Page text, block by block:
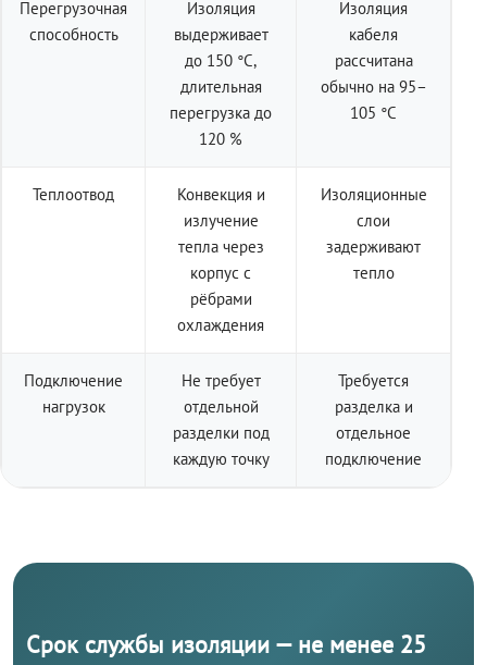
Перегрузочная
способность
Изоляция
выдерживает
до 150 °C,
длительная
перегрузка до
120 %
Изоляция
кабеля
рассчитана
обычно на 95–
105 °C
Теплоотвод
Конвекция и
излучение
тепла через
корпус с
рёбрами
охлаждения
Изоляционные
слои
задерживают
тепло
Подключение
нагрузок
Не требует
отдельной
разделки под
каждую точку
Требуется
разделка и
отдельное
подключение
Срок службы изоляции — не менее 25